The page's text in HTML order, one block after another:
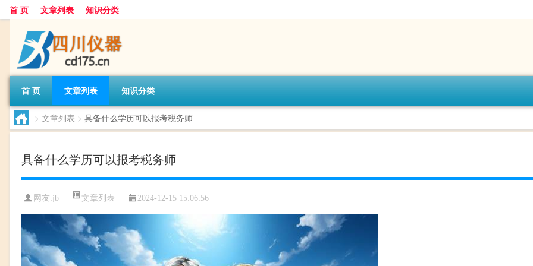
首 页 文章列表 知识分类
首 页 文章列表 知识分类
> 文章列表 > 具备什么学历可以报考税务师
具备什么学历可以报考税务师
网友:jb 文章列表 2024-12-15 15:06:56